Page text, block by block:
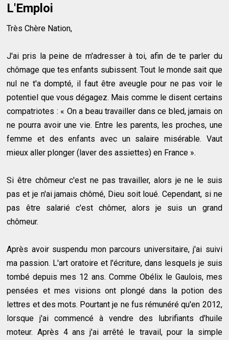
L'Emploi
Très Chère Nation,
J'ai pris la peine de m'adresser à toi, afin de te parler du
chômage que tes enfants subissent. Tout le monde sait que
nul ne t'a dompté, il faut être aveugle pour ne pas voir le
potentiel que vous dégagez. Mais comme le disent certains
compatriotes : « On a beau travailler dans ce bled, jamais on
ne pourra avoir une vie. Entre les parents, les proches, une
femme et des enfants avec un salaire misérable. Vaut
mieux aller plonger (laver des assiettes) en France ».
Si être chômeur c'est ne pas travailler, alors je ne le suis
pas et je n'ai jamais chômé, Dieu soit loué. Cependant, si ne
pas être salarié c'est chômer, alors je suis un grand
chômeur.
Après avoir suspendu mon parcours universitaire, j'ai suivi
ma passion. L'art oratoire et l'écriture, dans lesquels je suis
tombé depuis mes 12 ans. Comme Obélix le Gaulois, mes
pensées et mes visions ont plongé dans la potion des
lettres et des mots. Pourtant je ne fus rémunéré qu'en 2012,
lorsque j'ai commencé à vendre des lubrifiants d’huile
moteur. Après 4 ans j'ai arrêté le travail, pour la simple